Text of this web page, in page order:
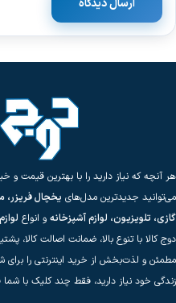
ارسال دیدگاه
هر آنچه که نیاز دارید را با بهترین قیمت و
می‌توانید جدیدترین مدل‌های یخچال فریزر،
گازی، تلویزیون، لوازم آشپزخانه و انواع
دوج کالا با تنوع بالا، ضمانت اصالت کالا،
مطمئن و لذت‌بخش از خرید اینترنتی را
زندگی خود نیاز دارید، فقط چند کلیک با شما